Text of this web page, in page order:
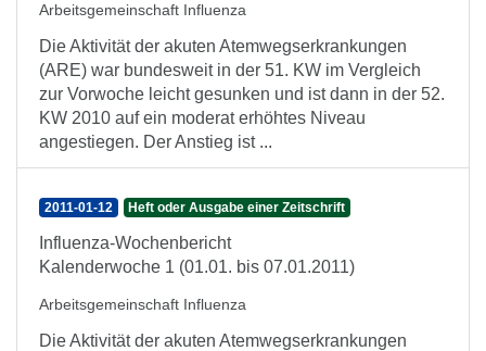
Arbeitsgemeinschaft Influenza
Die Aktivität der akuten Atemwegserkrankungen
(ARE) war bundesweit in der 51. KW im Vergleich
zur Vorwoche leicht gesunken und ist dann in der 52.
KW 2010 auf ein moderat erhöhtes Niveau
angestiegen. Der Anstieg ist ...
2011-01-12 Heft oder Ausgabe einer Zeitschrift
Influenza-Wochenbericht
Kalenderwoche 1 (01.01. bis 07.01.2011)
Arbeitsgemeinschaft Influenza
Die Aktivität der akuten Atemwegserkrankungen